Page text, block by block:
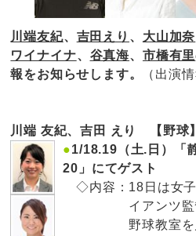
川端友紀、 吉田えり 、 大山加奈
ワイナイナ、 谷真海、 市橋有里
報をお知らせします。
（出演
川端 友紀、吉田 えり 【野球】
●1/18.19（土.日）「
20」にてゲスト
◇内容： 18日は女
イアンツ
野球教室